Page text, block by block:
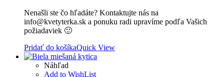
Nenašli ste čo hľadáte? Kontaktujte nás na
info@kvetyterka.sk a ponuku radi upravíme podľa Vašich
požiadaviek 🙂
Pridať do košíkaQuick View
Náhľad
Add to WishList